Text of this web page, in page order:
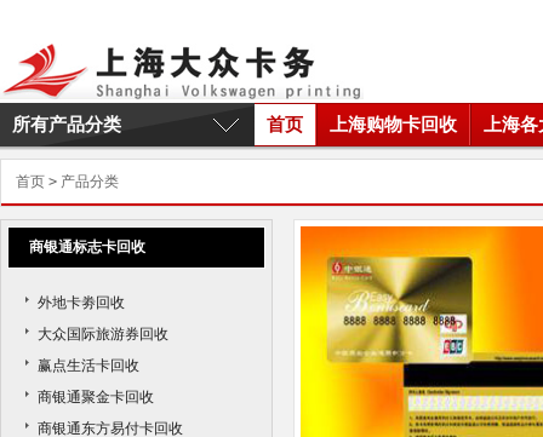
首页 上海购物卡回收 上海
所有产品分类
首页 > 产品分类
商银通标志卡回收
外地卡劵回收
大众国际旅游券回收
赢点生活卡回收
商银通聚金卡回收
商银通东方易付卡回收